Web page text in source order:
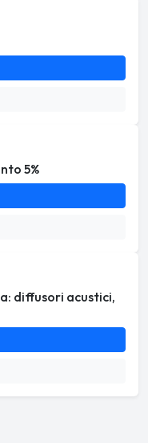
5%
diffusori acustici,